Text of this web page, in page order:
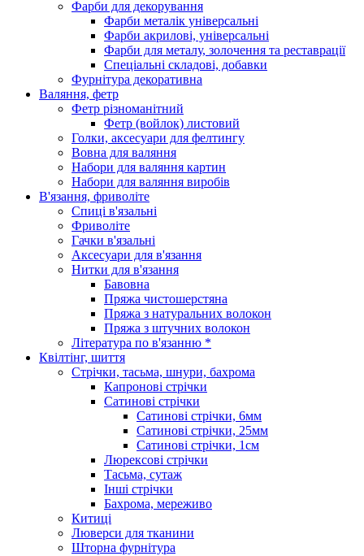
Фарби для декорування
Фарби металік універсальні
Фарби акрилові, універсальні
Фарби для металу, золочення та реставрації
Спеціальні складові, добавки
Фурнітура декоративна
Валяння, фетр
Фетр різноманітний
Фетр (войлок) листовий
Голки, аксесуари для фелтингу
Вовна для валяння
Набори для валяння картин
Набори для валяння виробів
В'язання, фриволіте
Спиці в'язальні
Фриволіте
Гачки в'язальні
Аксесуари для в'язання
Нитки для в'язання
Бавовна
Пряжа чистошерстяна
Пряжа з натуральних волокон
Пряжа з штучних волокон
Література по в'язанню *
Квілтінг, шиття
Стрічки, тасьма, шнури, бахрома
Капронові стрічки
Сатинові стрічки
Сатинові стрічки, 6мм
Сатинові стрічки, 25мм
Сатинові стрічки, 1см
Люрексові стрічки
Тасьма, сутаж
Інші стрічки
Бахрома, мереживо
Китиці
Люверси для тканини
Шторна фурнітура